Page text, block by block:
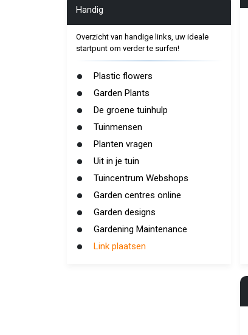
Handig
Overzicht van handige links, uw ideale
startpunt om verder te surfen!
Plastic flowers
Garden Plants
De groene tuinhulp
Tuinmensen
Planten vragen
Uit in je tuin
Tuincentrum Webshops
Garden centres online
Garden designs
Gardening Maintenance
Link plaatsen